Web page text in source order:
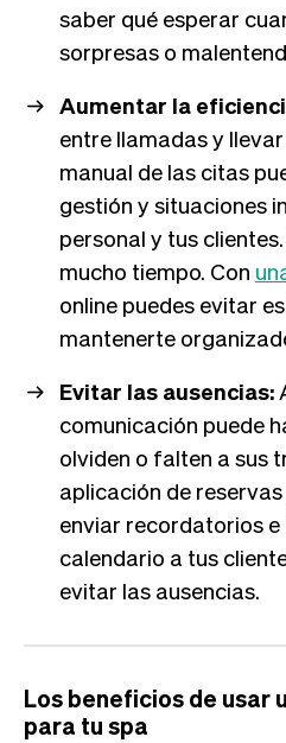
saber qué esperar
sorpresas o
Aumentar la
entre llamadas y
manual de las citas
gestión y situaciones
personal y tus
mucho tiempo. Con
online puedes evitar
mantenerte
Evitar las ausencias:
comunicación puede
olviden o falten a sus
aplicación de
enviar recordatorios
calendario a tus
evitar las ausencias.
Los beneficios de usar
para tu spa